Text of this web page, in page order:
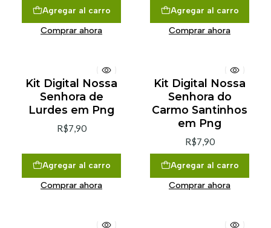
Agregar al carro
Comprar ahora
Agregar al carro
Comprar ahora
Kit Digital Nossa
Senhora de
Lurdes em Png
R$7,90
Agregar al carro
Comprar ahora
Kit Digital Nossa
Senhora do
Carmo Santinhos
em Png
R$7,90
Agregar al carro
Comprar ahora